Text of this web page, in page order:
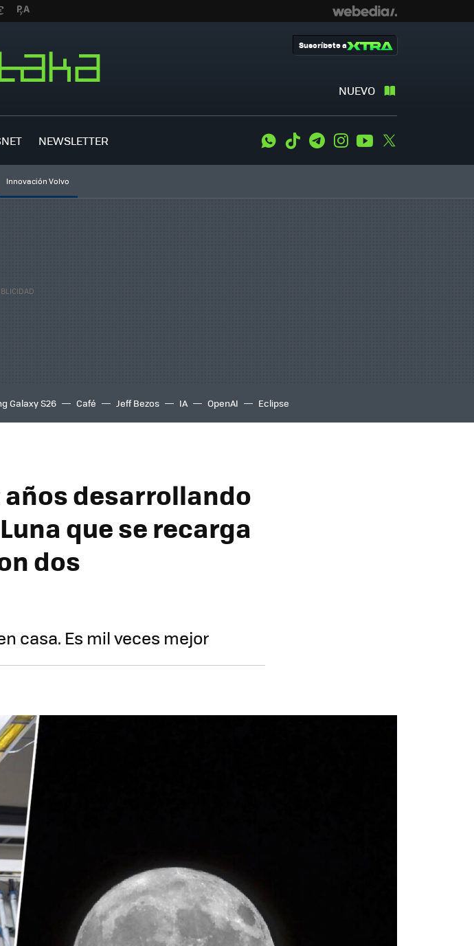
NUEVO
Suscríbete a
NEWSLETTER WhatsApp
Tiktok TelegramInstagramYoutube
Innovación Volvo
Galaxy S26 Café Jeff Bezos IA OpenAI Eclipse
años desarrollando
que se recarga
dos
casa. Es mil veces mejor